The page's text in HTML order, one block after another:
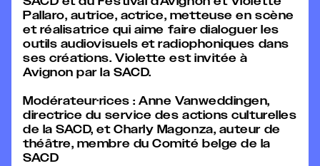
Pallaro, autrice, actrice, metteuse en scène
et réalisatrice qui aime faire dialoguer les
outils audiovisuels et radiophoniques dans
ses créations.Violette est invitée à
Avignon par la SACD.
Modérateur·rices : Anne Vanweddingen,
directrice du service des actions culturelles
de la SACD, et Charly Magonza, auteur de
théâtre, membre du Comité belge de la
SACD